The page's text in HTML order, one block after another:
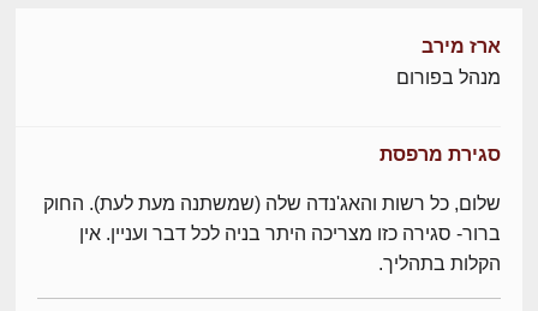
ארז מירב
מנהל בפורום
סגירת מרפסת
שלום, כל רשות והאג'נדה שלה (שמשתנה מעת לעת). החוק
ברור- סגירה כזו מצריכה היתר בניה לכל דבר ועניין. אין
הקלות בתהליך.